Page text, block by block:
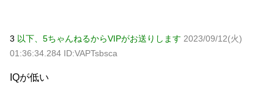
3 以下、5ちゃんねるからVIPがお送りします 2023/09/12(火)
01:36:34.284 ID:VAPTsbsca
IQが低い